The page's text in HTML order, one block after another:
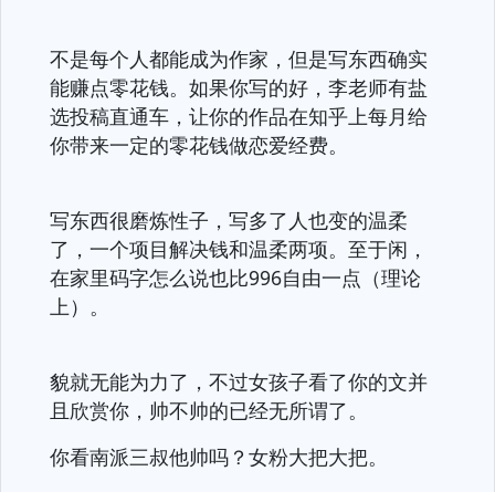
不是每个人都能成为作家，但是写东西确实
能赚点零花钱。如果你写的好，李老师有盐
选投稿直通车，让你的作品在知乎上每月给
你带来一定的零花钱做恋爱经费。
写东西很磨炼性子，写多了人也变的温柔
了，一个项目解决钱和温柔两项。至于闲，
在家里码字怎么说也比996自由一点（理论
上）。
貌就无能为力了，不过女孩子看了你的文并
且欣赏你，帅不帅的已经无所谓了。
你看南派三叔他帅吗？女粉大把大把。